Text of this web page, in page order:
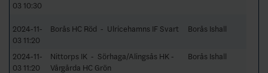
03 10:30
2024-11-
03 11:20
Borås HC Röd - Ulricehamns IF Svart Borås Ishall
2024-11-
03 11:20
Nittorps IK - Sörhaga/Alingsås HK -
Vårgårda HC Grön
Borås Ishall